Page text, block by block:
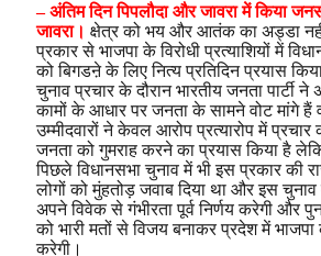
– अंतिम दिन पिपलौदा और जावरा में किया
जावरा। क्षेत्र को भय और आतंक का अड्डा
प्रकार से भाजपा के विरोधी प्रत्याशियों में
को बिगडऩे के लिए नित्य प्रतिदिन प्रयास
चुनाव प्रचार के दौरान भारतीय जनता पार्टी ने
कामों के आधार पर जनता के सामने वोट मांगे हैं
उम्मीदवारों ने केवल आरोप प्रत्यारोप में
जनता को गुमराह करने का प्रयास किया है
पिछले विधानसभा चुनाव में भी इस प्रकार की
लोगों को मुंहतोड़ जवाब दिया था और इस चुनाव
अपने विवेक से गंभीरता पूर्व निर्णय करेगी और
को भारी मतों से विजय बनाकर प्रदेश में
करेगी।